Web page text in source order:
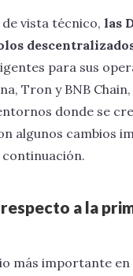
vista técnico, las
para sus
Tron y BNB
donde se
algunos cambios
a la
más importante en